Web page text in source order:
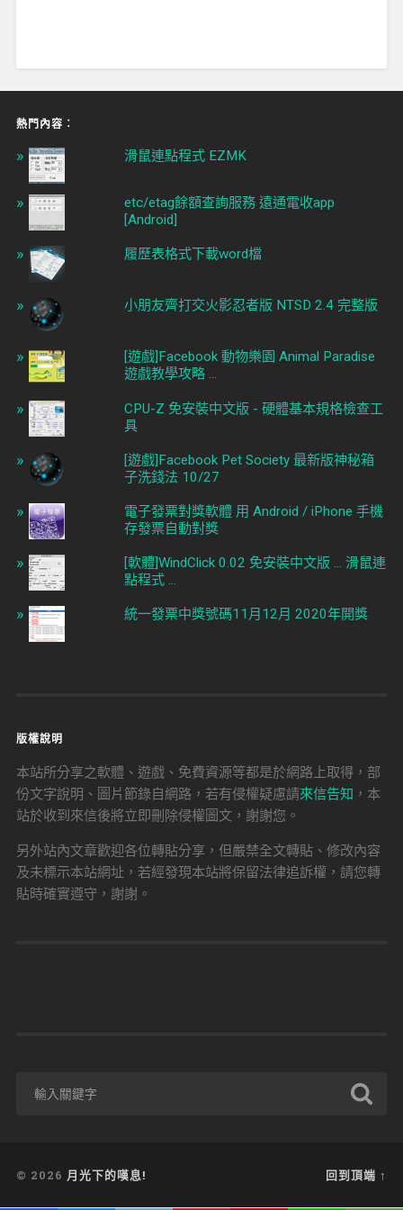
熱門內容︰
滑鼠連點程式 EZMK
etc/etag餘額查詢服務 遠通電收app
[Android]
履歷表格式下載word檔
小朋友齊打交火影忍者版 NTSD 2.4 完整版
[遊戲]Facebook 動物樂園 Animal Paradise
遊戲教學攻略 ...
CPU-Z 免安裝中文版 - 硬體基本規格檢查工
具
[遊戲]Facebook Pet Society 最新版神秘箱
子洗錢法 10/27
電子發票對獎軟體 用 Android / iPhone 手機
存發票自動對獎
[軟體]WindClick 0.02 免安裝中文版 ... 滑鼠連
點程式 ...
統一發票中獎號碼11月12月 2020年開獎
版權說明
本站所分享之軟體、遊戲、免費資源等都是於網路上取得，部
份文字說明、圖片節錄自網路，若有侵權疑慮請來信告知 ，本
站於收到來信後將立即刪除侵權圖文，謝謝您。
另外站內文章歡迎各位轉貼分享，但嚴禁全文轉貼、修改內容
及未標示本站網址，若經發現本站將保留法律追訴權，請您轉
貼時確實遵守，謝謝。
© 2026 月光下的嘆息! 回到頂端 ↑